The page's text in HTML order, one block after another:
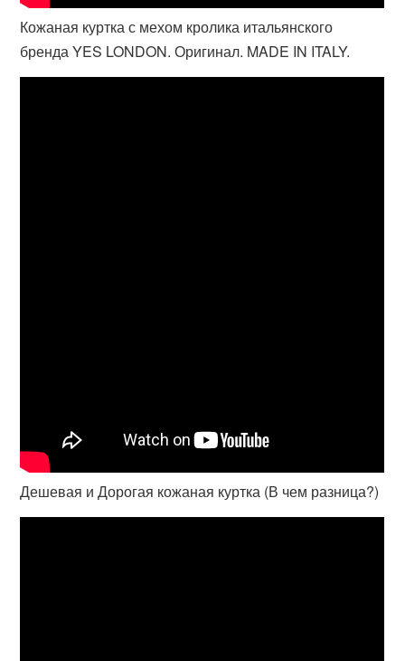
Кожаная куртка с мехом кролика итальянского
бренда YES LONDON. Оригинал. MADE IN ITALY.
Дешевая и Дорогая кожаная куртка (В чем разница?)